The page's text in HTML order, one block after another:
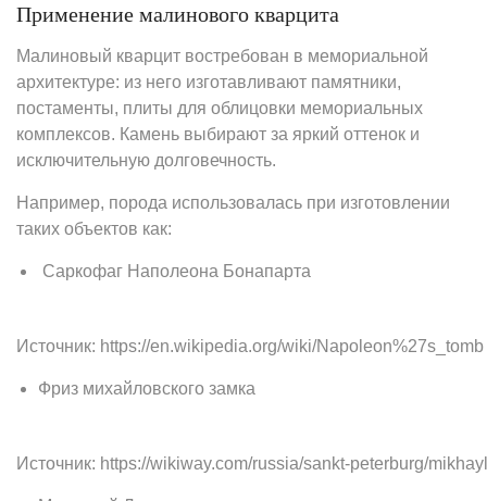
Применение малинового кварцита
Малиновый кварцит востребован в мемориальной
архитектуре: из него изготавливают памятники,
постаменты, плиты для облицовки мемориальных
комплексов. Камень выбирают за яркий оттенок и
исключительную долговечность.
Например, порода использовалась при изготовлении
таких объектов как:
Саркофаг Наполеона Бонапарта
Источник: https://en.wikipedia.org/wiki/Napoleon%27s_tomb
Фриз михайловского замка
Источник: https://wikiway.com/russia/sankt-peterburg/